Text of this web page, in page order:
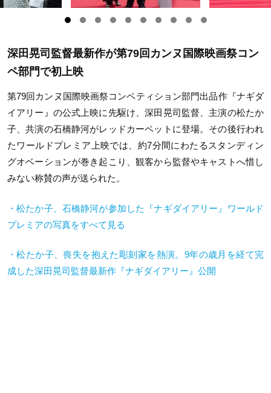
深田晃司監督最新作が第79回カンヌ国際映画祭コン
ペ部門で初上映
第79回カンヌ国際映画祭コンペティション部門出品作『ナギダ
イアリー』の公式上映に先駆け、深田晃司監督、主演の松たか
子、共演の石橋静河がレッドカーペットに登場。その後行われ
たワールドプレミア上映では、約7分間にわたるスタンディン
グオベーションが巻き起こり、観客から監督やキャストへ惜し
みない称賛の声が送られた。
・松たか子、石橋静河が参加した『ナギダイアリー』ワールド
プレミアの写真をすべて見る
・松たか子、喪失を抱えた彫刻家を熱演。9年の歳月を経て完
成した深田晃司監督最新作『ナギダイアリー』公開